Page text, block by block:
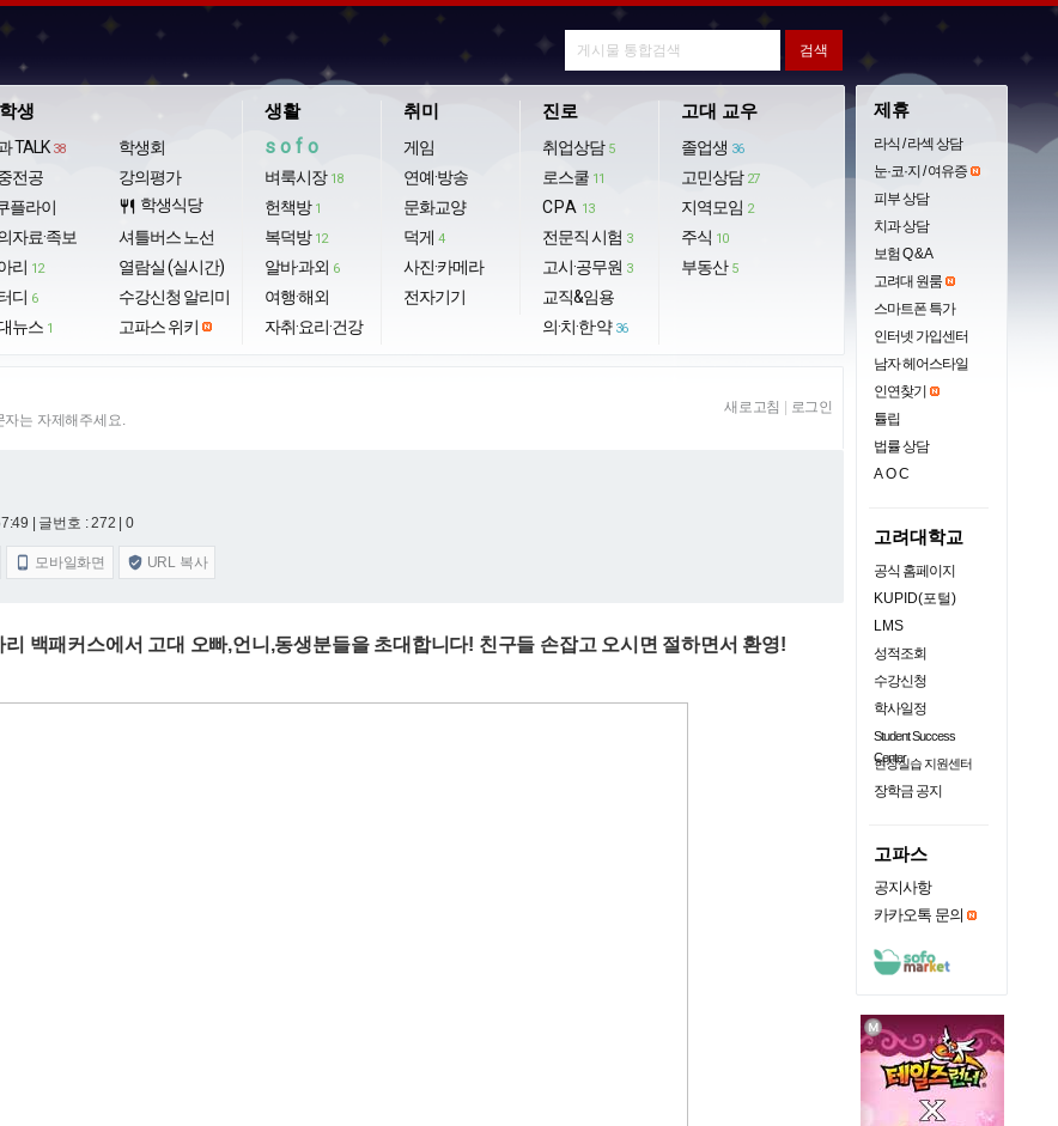
생
TALK 38
전공
플라이
자료·족보
리 12
디 6
뉴스 1
학생회
강의평가
restaurant 학생식당
셔틀버스 노선
열람실 (실시간)
수강신청 알리미
고파스 위키
생활
sofo
벼룩시장 18
헌책방 1
복덕방 12
알바·과외 6
여행·해외
자취·요리·건강
취미
게임
연예·방송
문화교양
덕게 4
사진·카메라
전자기기
진로
취업상담 5
로스쿨 11
CPA 13
전문직 시험 3
고시·공무원 3
교직&임용
의·치·한·약 36
고대 교우
졸업생 36
고민상담 27
지역모임 2
주식 10
부동산 5
자는 자제해주세요.
새로고침 로그인
| 글번호 : 272 | 0
 모바일화면  URL 복사
백패커스에서 고대 오빠,언니,동생분들을 초대합니다! 친구들 손잡고 오시면 절하면서 환영!
제휴
라식 / 라섹 상담
눈·코·지 / 여유증
피부 상담
치과 상담
보험 Q & A
고려대 원룸
스마트폰 특가
인터넷 가입센터
남자 헤어스타일
인연찾기
튤립
법률 상담
AOC
고려대학교
공식 홈페이지
KUPID(포털)
LMS
성적조회
수강신청
학사일정
Student Success
Center
현장실습 지원센터
장학금 공지
고파스
공지사항
카카오톡 문의